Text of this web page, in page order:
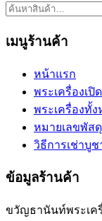
ค้นหา:
เมนูร้านค้า
หน้าแรก
พระเครื่องเปิ
พระเครื่องทั้
หมายเลขพัสดุ
วิธีการเช่าบูช
ข้อมูลร้านค้า
ขวัญธานันท์พระเค